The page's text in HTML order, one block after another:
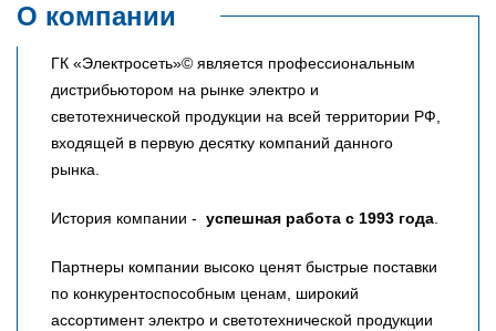
О компании
ГК «Электросеть»© является профессиональным
дистрибьютором на рынке электро и
светотехнической продукции на всей территории РФ,
входящей в первую десятку компаний данного
рынка.
История компании - успешная работа с 1993 года.
Партнеры компании высоко ценят быстрые поставки
по конкурентоспособным ценам, широкий
ассортимент электро и светотехнической продукции